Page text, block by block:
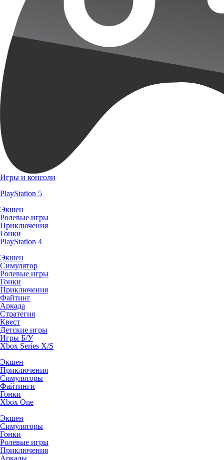
Игры и консоли
PlayStation 5
Экшен
Ролевые игры
Приключения
Гонки
PlayStation 4
Экшен
Симулятор
Ролевые игры
Гонки
Приключения
Файтинг
Аркада
Стратегия
Квест
Детские игры
Игры Б/У
Xbox Series X/S
Экшен
Приключения
Симуляторы
Файтинги
Гонки
Xbox One
Экшен
Симуляторы
Гонки
Ролевые игры
Приключения
Аркады